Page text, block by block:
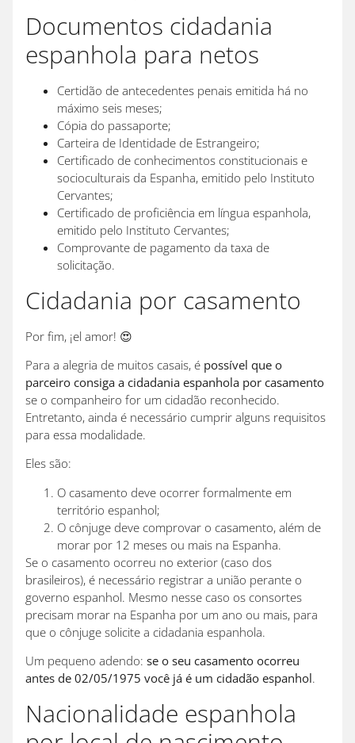
Documentos cidadania
espanhola para netos
Certidão de antecedentes penais emitida há no
máximo seis meses;
Cópia do passaporte;
Carteira de Identidade de Estrangeiro;
Certificado de conhecimentos constitucionais e
socioculturais da Espanha, emitido pelo Instituto
Cervantes;
Certificado de proficiência em língua espanhola,
emitido pelo Instituto Cervantes;
Comprovante de pagamento da taxa de
solicitação.
Cidadania por casamento
Por fim, ¡el amor! 😍
Para a alegria de muitos casais, é possível que o
parceiro consiga a cidadania espanhola por casamento
se o companheiro for um cidadão reconhecido.
Entretanto, ainda é necessário cumprir alguns requisitos
para essa modalidade.
Eles são:
O casamento deve ocorrer formalmente em
território espanhol;
O cônjuge deve comprovar o casamento, além de
morar por 12 meses ou mais na Espanha.
Se o casamento ocorreu no exterior (caso dos
brasileiros), é necessário registrar a união perante o
governo espanhol. Mesmo nesse caso os consortes
precisam morar na Espanha por um ano ou mais, para
que o cônjuge solicite a cidadania espanhola.
Um pequeno adendo: se o seu casamento ocorreu
antes de 02/05/1975 você já é um cidadão espanhol.
Nacionalidade espanhola